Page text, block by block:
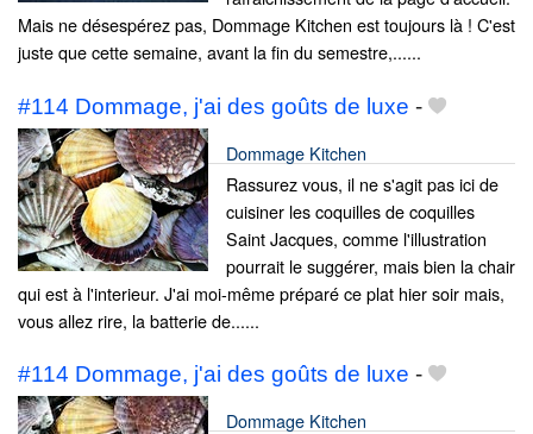
Mais ne désespérez pas, Dommage Kitchen est toujours là ! C'est
juste que cette semaine, avant la fin du semestre,......
#114 Dommage, j'ai des goûts de luxe -
Dommage Kitchen
Rassurez vous, il ne s'agit pas ici de
cuisiner les coquilles de coquilles
Saint Jacques, comme l'illustration
pourrait le suggérer, mais bien la chair
qui est à l'interieur. J'ai moi-même préparé ce plat hier soir mais,
vous allez rire, la batterie de......
#114 Dommage, j'ai des goûts de luxe -
Dommage Kitchen